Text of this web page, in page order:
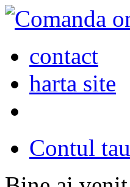
contact
harta site
Contul tau